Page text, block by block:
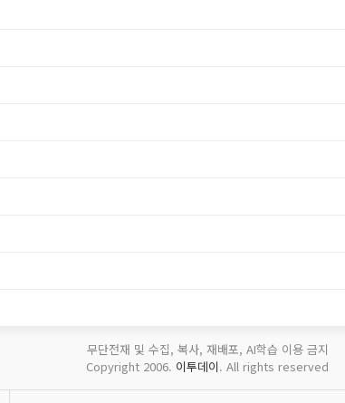
무단전재 및 수집, 복사, 재배포, AI학습 이용 금지
Copyright 2006. 이투데이. All rights reserved